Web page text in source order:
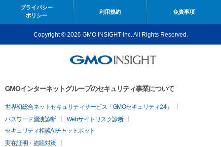
プライバシー
ポリシー
利用規約 免責事項
Copyright © 2026 GMO INSIGHT Inc. All Rights Reserved.
GMOインターネットグループのセキュリティ事業について
世界初総合ネットセキュリティサービス「GMOセキュリティ24」
パスワード漏洩診断
Webサイトリスク診断
セキュリティ相談AIチャットボット
実在証明・盗聴対策